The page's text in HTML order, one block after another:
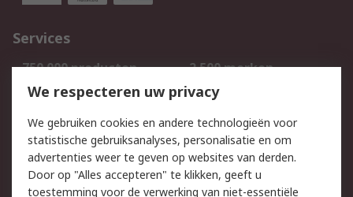
Services
750.000 producten
2.500 merken
Bestellen
Inkoopoplossingen
Track & Trace
Wettelijk
We respecteren uw privacy
We gebruiken cookies en andere technologieën voor
statistische gebruiksanalyses, personalisatie en om
advertenties weer te geven op websites van derden.
Door op "Alles accepteren" te klikken, geeft u
toestemming voor de verwerking van niet-essentiële